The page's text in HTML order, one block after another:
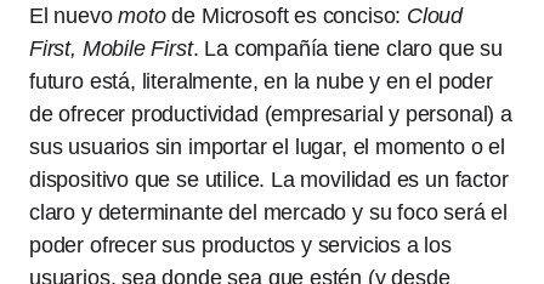
El nuevomotode Microsoft es conciso: Cloud
First, Mobile First. La compañía tiene claro que su
futuro está, literalmente, en la nube y en el poder
de ofrecer productividad (empresarial y personal) a
sus usuarios sin importar el lugar, el momento o el
dispositivo que se utilice. La movilidad es un factor
claro y determinante del mercado y su foco será el
poder ofrecer sus productos y servicios a los
usuarios, sea donde sea que estén (y desde